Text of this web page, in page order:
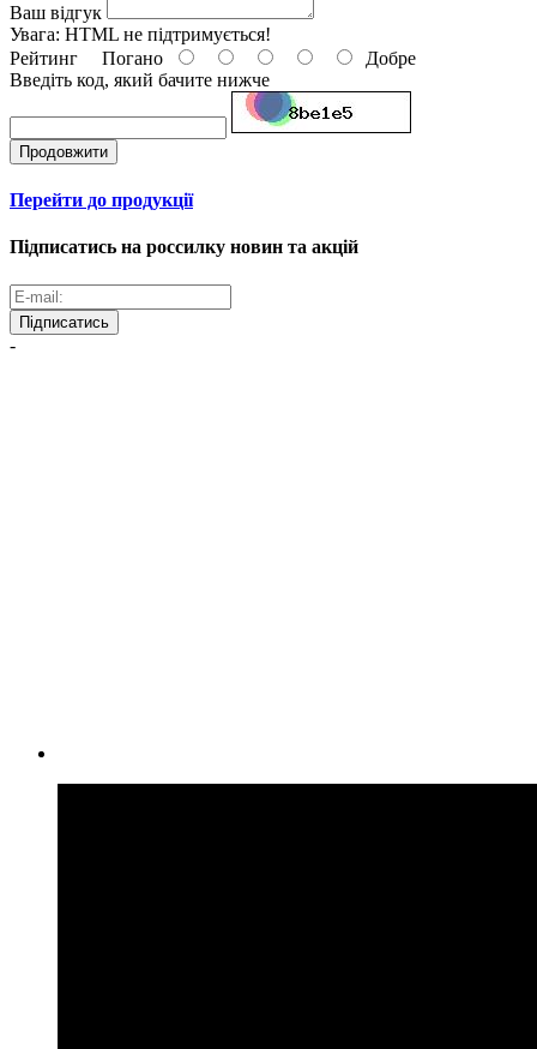
Ваш відгук
Увага: HTML не підтримується!
Рейтинг Погано
Добре
Введіть код, який бачите нижче
Продовжити
Перейти до продукції
Підписатись на россилку новин та акцій
Підписатись
-